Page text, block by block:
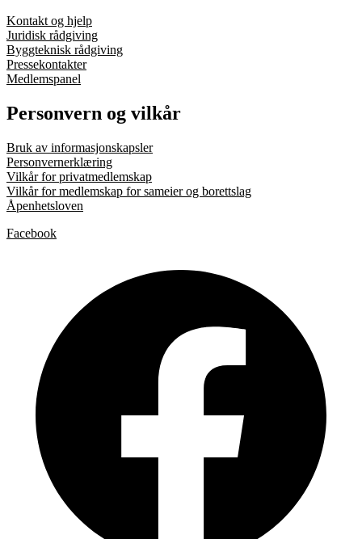
Kontakt og hjelp
Juridisk rådgiving
Byggteknisk rådgiving
Pressekontakter
Medlemspanel
Personvern og vilkår
Bruk av informasjonskapsler
Personvernerklæring
Vilkår for privatmedlemskap
Vilkår for medlemskap for sameier og borettslag
Åpenhetsloven
Facebook